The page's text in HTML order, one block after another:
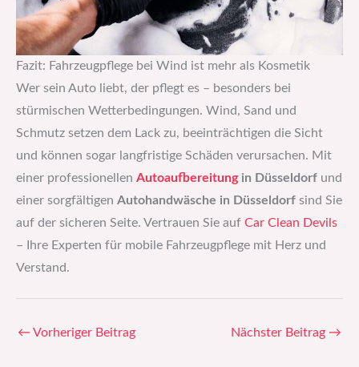
Fazit: Fahrzeugpflege bei Wind ist mehr als Kosmetik
Wer sein Auto liebt, der pflegt es – besonders bei
stürmischen Wetterbedingungen. Wind, Sand und
Schmutz setzen dem Lack zu, beeinträchtigen die Sicht
und können sogar langfristige Schäden verursachen. Mit
einer professionellen Autoaufbereitungin Düsseldorf und
einer sorgfältigen Autohandwäsche in Düsseldorf sind Sie
auf der sicheren Seite. Vertrauen Sie auf Car Clean Devils
– Ihre Experten für mobile Fahrzeugpflege mit Herz und
Verstand.
← Vorheriger Beitrag Nächster Beitrag →